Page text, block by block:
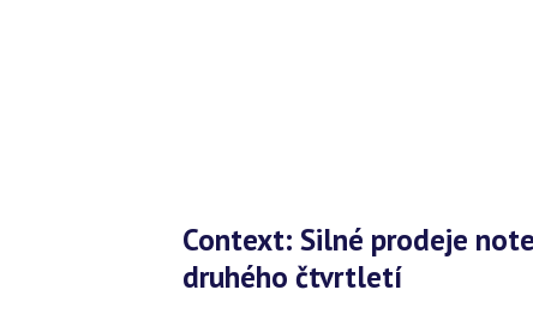
Context: Silné prodeje notebooků se v Evropě přenesly i do
druhého čtvrtletí